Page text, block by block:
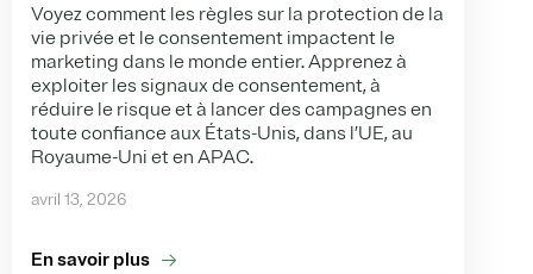
Voyez comment les règles sur la protection de la
vie privée et le consentement impactent le
marketing dans le monde entier. Apprenez à
exploiter les signaux de consentement, à
réduire le risque et à lancer des campagnes en
toute confiance aux États-Unis, dans l’UE, au
Royaume-Uni et en APAC.
avril 13, 2026
En savoir plus